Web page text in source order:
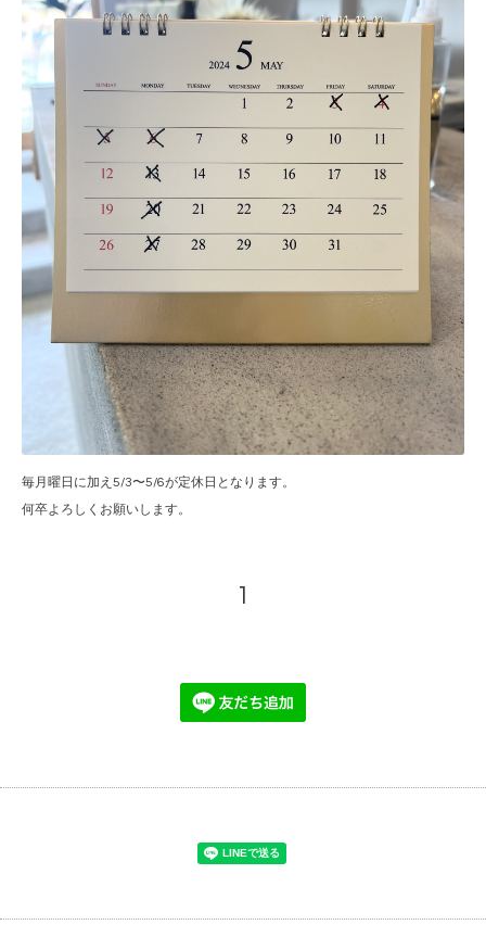
毎月曜日に加え5/3〜5/6が定休日となります。
何卒よろしくお願いします。
1